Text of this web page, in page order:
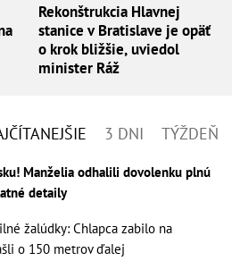
Rekonštrukcia Hlavnej
stanice v Bratislave je opäť
o krok bližšie, uviedol
minister Ráž
3 DNI TÝŽDEŇ
Manželia odhalili dovolenku plnú
detaily
žalúdky: Chlapca zabilo na
o 150 metrov ďalej